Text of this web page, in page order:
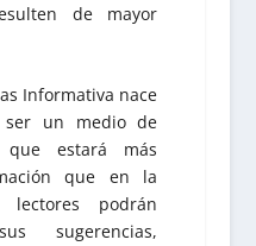
de mayor
Informativa nace
un medio de
que estará más
que en la
podrán
sugerencias,